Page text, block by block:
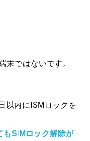
末ではないです。
以内にISMロックを
もSIMロック解除が